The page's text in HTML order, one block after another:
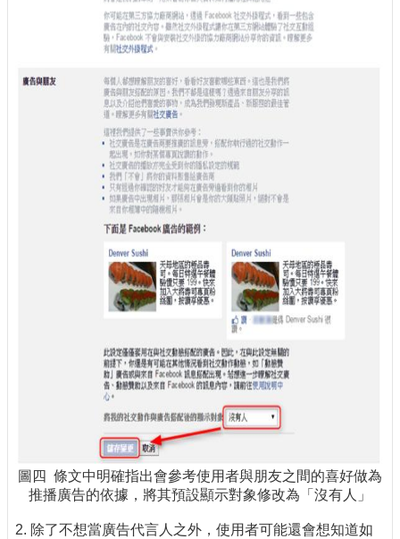
圖四 條文中明確指出會參考使用者與朋友之間的喜好做為
推播廣告的依據，將其預設顯示對象修改為「沒有人」
2. 除了不想當廣告代言人之外，使用者可能還會想知道如